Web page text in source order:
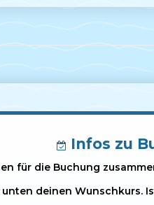
Infos zu
für die Buchung
unten deinen Wunschkurs.